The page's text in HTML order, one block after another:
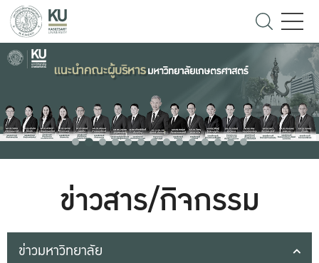
ข่าวสาร/กิจกรรม
ข่าวมหาวิทยาลัย